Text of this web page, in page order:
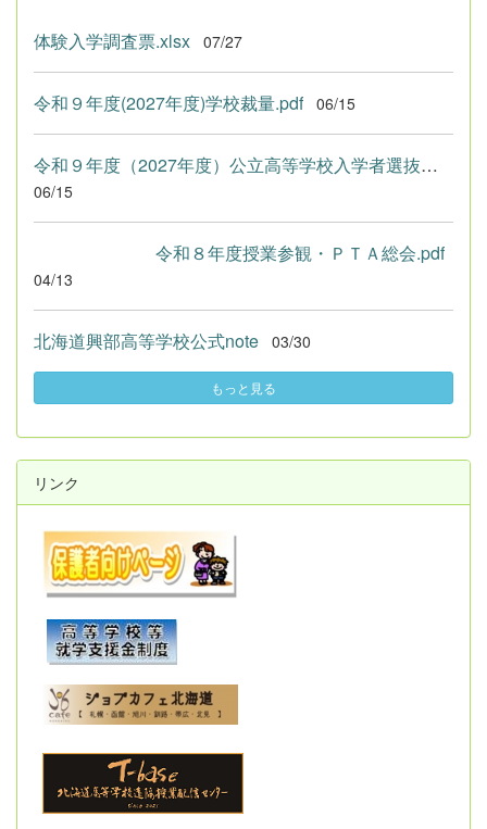
体験入学調査票.xlsx 07/27
令和９年度(2027年度)学校裁量.pdf 06/15
令和９年度（2027年度）公立高等学校入学者選抜における学校裁量...
06/15
令和８年度授業参観・ＰＴＡ総会.pdf
04/13
北海道興部高等学校公式note 03/30
もっと見る
リンク